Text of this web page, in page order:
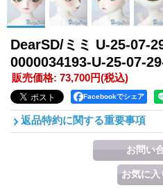
DearSD/ミミ U-25-07-
0000034193-U-25-07-
販売価格: 73,700円(税込)
Facebookでシェア
返品特約に関する重要事項